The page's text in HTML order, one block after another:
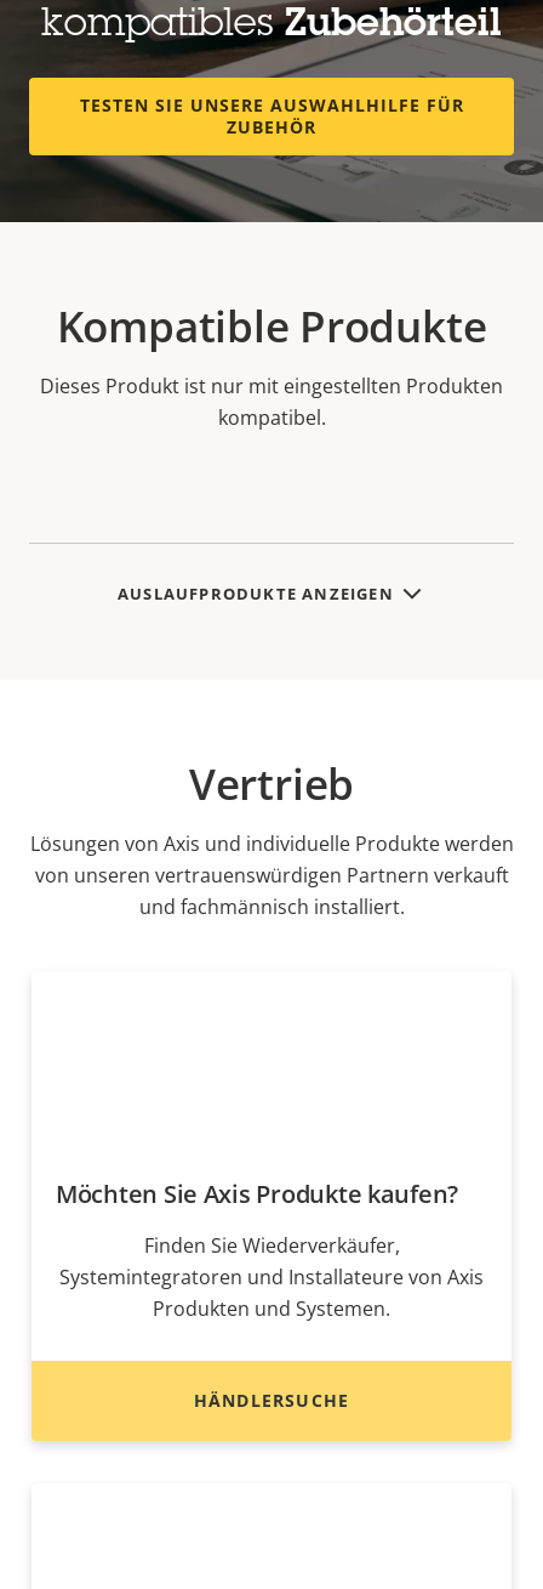
kompatiblesZubehörteil
TESTEN SIE UNSERE AUSWAHLHILFE FÜR
ZUBEHÖR
Kompatible Produkte
Dieses Produkt ist nur mit eingestellten Produkten
kompatibel.
AUSLAUFPRODUKTE ANZEIGEN
Vertrieb
Lösungen von Axis und individuelle Produkte werden
von unseren vertrauenswürdigen Partnern verkauft
und fachmännisch installiert.
Möchten Sie Axis Produkte kaufen?
Finden Sie Wiederverkäufer,
Systemintegratoren und Installateure von Axis
Produkten und Systemen.
HÄNDLERSUCHE